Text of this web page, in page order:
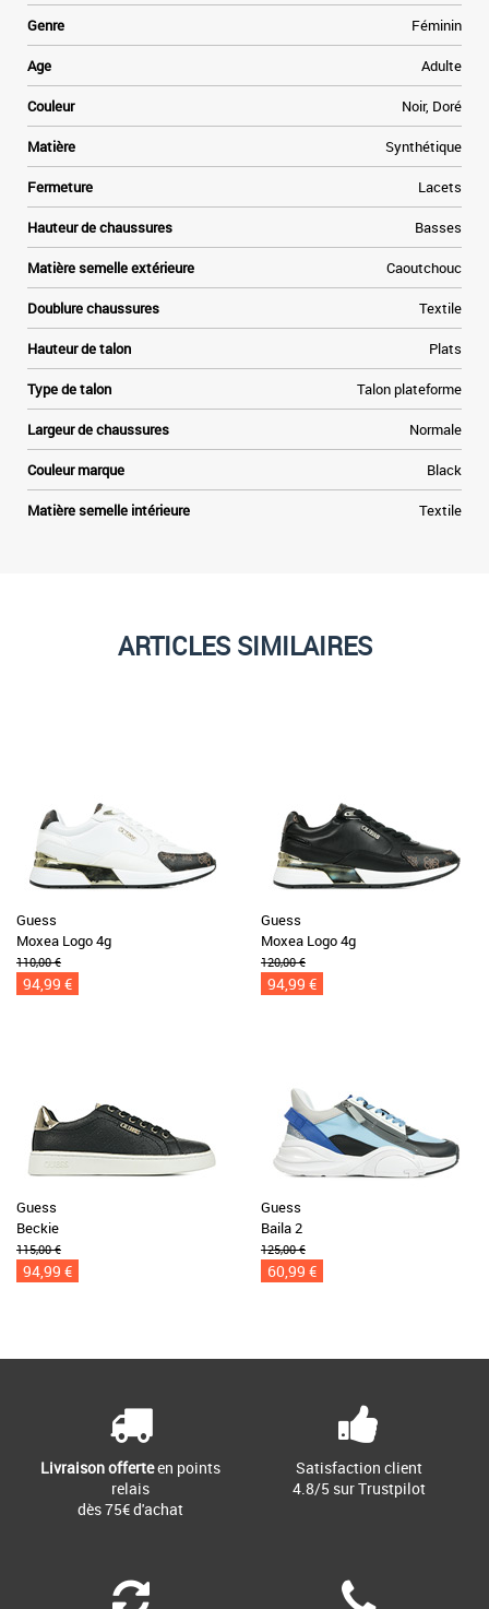
Genre Féminin
Age Adulte
Couleur Noir, Doré
Matière Synthétique
Fermeture Lacets
Hauteur de chaussures Basses
Matière semelle extérieure Caoutchouc
Doublure chaussures Textile
Hauteur de talon Plats
Type de talon Talon plateforme
Largeur de chaussures Normale
Couleur marque Black
Matière semelle intérieure Textile
ARTICLES SIMILAIRES
Guess
Moxea Logo 4g
110,00 €
94,99 €
Guess
Moxea Logo 4g
120,00 €
94,99 €
Guess
Beckie
115,00 €
94,99 €
Guess
Baila 2
125,00 €
60,99 €
Livraison offerteen points
relais
dès 75€ d'achat
Satisfaction client
4.8/5 sur Trustpilot